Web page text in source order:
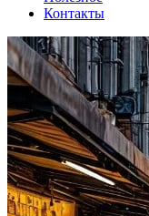
Контакты